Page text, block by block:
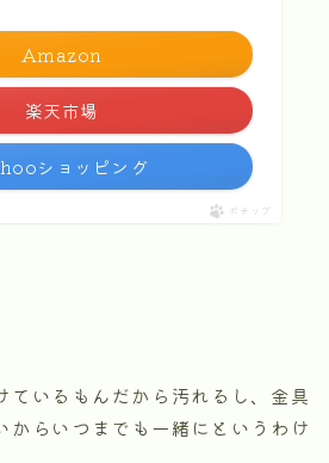
Amazon
楽天市場
ショッピング
ポチップ
ているもんだから汚れるし、金具
からいつまでも一緒にというわけ